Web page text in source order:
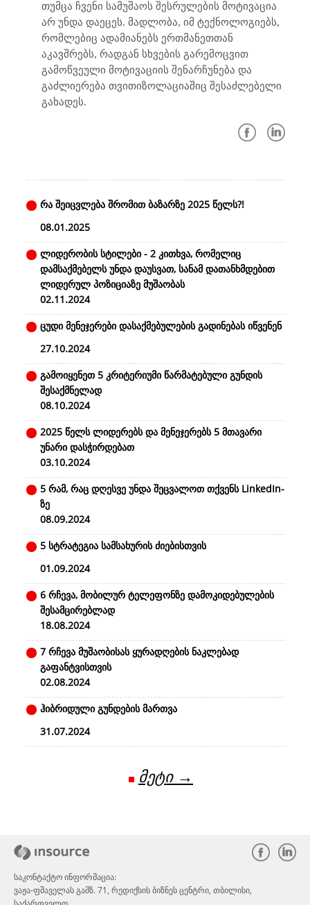
თუმცა ჩვენი სამუშაოს შესრულების მოტივაცია
არ უნდა დაეცეს. მადლობა, იმ ტექნოლოგიებს,
რომლებიც ადამიანებს ერთმანეთთან
აკავშრებს, რადგან სხვების გარემოცვით
გამოწვეული მოტივაციის შენარჩუნება და
გაძლიერება თვითიზოლაციაშიც შესაძლებელი
გახადეს.
რა შეიცვლება შრომით ბაზარზე 2025 წელს?!
08.01.2025
ლიდერობის სტილები - 2 კითხვა, რომელიც
დამსაქმებელს უნდა დაუსვათ, სანამ დათანხმდებით
ლიდერულ პოზიციაზე მუშაობას
02.11.2024
ცუდი მენეჯერები დასაქმებულების გადინებას იწვენენ
27.10.2024
გამოიყენეთ 5 კრიტერიუმი წარმატებული გუნდის
შესაქმნელად
08.10.2024
2025 წელს ლიდერებს და მენეჯერებს 5 მთავარი
უნარი დასჭირდებათ
03.10.2024
5 რამ, რაც დღესვე უნდა შეცვალოთ თქვენს LinkedIn-
ზე
08.09.2024
5 სტრატეგია სამსახურის ძიებისთვის
01.09.2024
6 რჩევა, მობილურ ტელეფონზე დამოკიდებულების
შესამცირებლად
18.08.2024
7 რჩევა მუშაობისას ყურადღების ნაკლებად
გაფანტვისთვის
02.08.2024
ჰიბრიდული გუნდების მართვა
31.07.2024
მეტი →
საკონტაქტო ინფორმაცია:
ვაჟა-ფშაველას გამზ. 71, რედიქსის ბიზნეს ცენტრი, თბილისი,